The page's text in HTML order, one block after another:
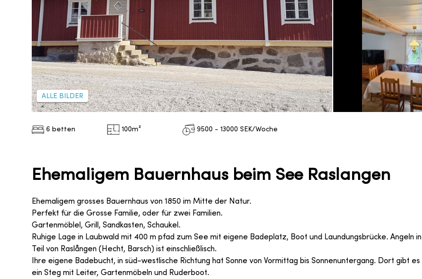
ALLE BILDER
6 betten 100m² 9500 - 13000 SEK/Woche
Ehemaligem Bauernhaus beim See Raslangen
Ehemaligem grosses Bauernhaus von 1850 im Mitte der Natur.
Perfekt für die Grosse Familie, oder für zwei Familien.
Gartenmöblel, Grill, Sandkasten, Schaukel.
Ruhige Lage in Laubwald mit 400 m pfad zum See mit eigene Badeplatz, Boot und Laundungsbrücke. Angeln in
Teil von Raslången (Hecht, Barsch) ist einschließlisch.
Ihre eigene Badebucht, in süd-westlische Richtung hat Sonne von Vormittag bis Sonnenuntergang. Dort gibt es
ein Steg mit Leiter, Gartenmöbeln und Ruderboot.